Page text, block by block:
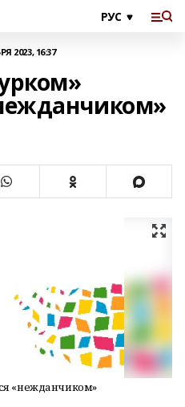
2023, 16:37
«нежданчиком»